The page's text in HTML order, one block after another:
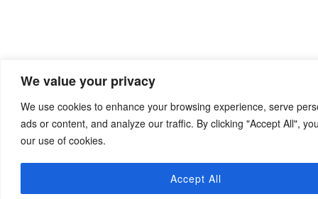
We value your privacy
We use cookies to enhance your browsing experience, serve
ads or content, and analyze our traffic. By clicking "Accept All",
our use of cookies.
Accept All